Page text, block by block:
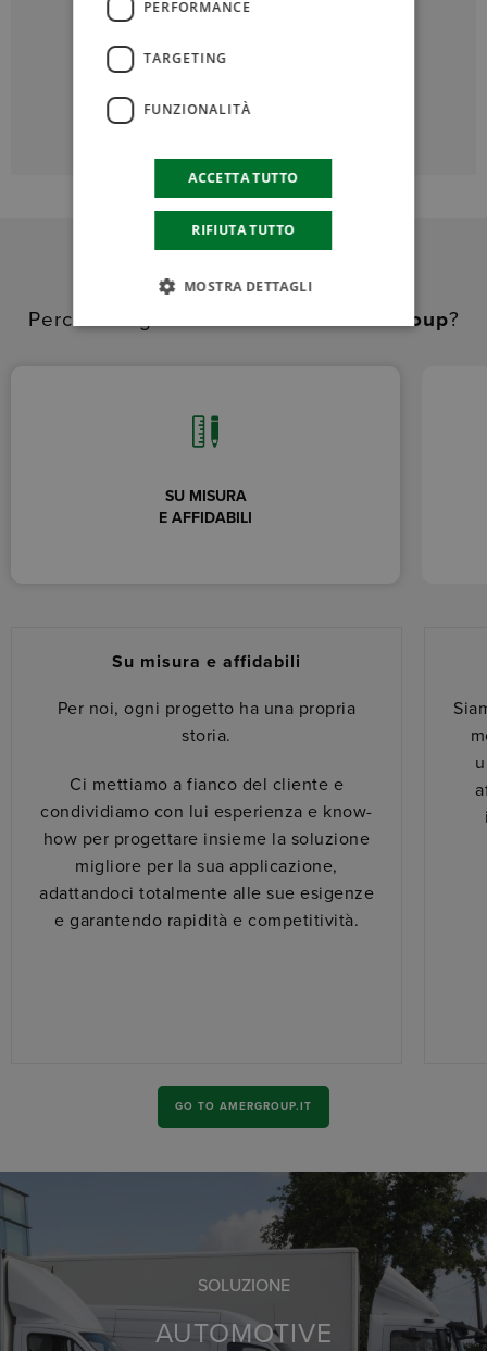
Motore DC
Motoriduttore
Perché scegliere le soluzioni Amer Group?
SU MISURA
E AFFIDABILI
Su misura e affidabili
Per noi, ogni progetto ha una propria
storia.
Ci mettiamo a fianco del cliente e
condividiamo con lui esperienza e know-
how per progettare insieme la soluzione
migliore per la sua applicazione,
adattandoci totalmente alle sue esigenze
e garantendo rapidità e competitività.
GO TO AMERGROUP.IT
SOLUZIONE
AUTOMOTIVE
PERFORMANCE
TARGETING
FUNZIONALITÀ
ACCETTA TUTTO
RIFIUTA TUTTO
MOSTRA DETTAGLI